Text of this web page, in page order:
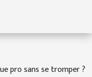
pro sans se tromper ?